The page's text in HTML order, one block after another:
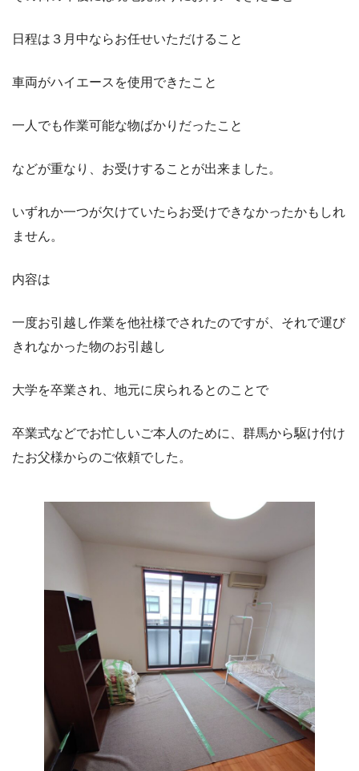
日程は３月中ならお任せいただけること
車両がハイエースを使用できたこと
一人でも作業可能な物ばかりだったこと
などが重なり、お受けすることが出来ました。
いずれか一つが欠けていたらお受けできなかったかもしれ
ません。
内容は
一度お引越し作業を他社様でされたのですが、それで運び
きれなかった物のお引越し
大学を卒業され、地元に戻られるとのことで
卒業式などでお忙しいご本人のために、群馬から駆け付け
たお父様からのご依頼でした。